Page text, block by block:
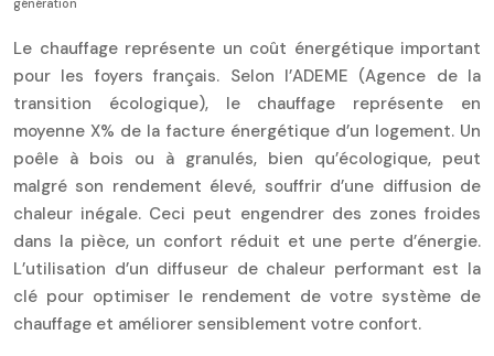
génération
Le chauffage représente un coût énergétique important
pour les foyers français. Selon l’ADEME (Agence de la
transition écologique), le chauffage représente en
moyenne X% de la facture énergétique d’un logement. Un
poêle à bois ou à granulés, bien qu’écologique, peut
malgré son rendement élevé, souffrir d’une diffusion de
chaleur inégale. Ceci peut engendrer des zones froides
dans la pièce, un confort réduit et une perte d’énergie.
L’utilisation d’un diffuseur de chaleur performant est la
clé pour optimiser le rendement de votre système de
chauffage et améliorer sensiblement votre confort.